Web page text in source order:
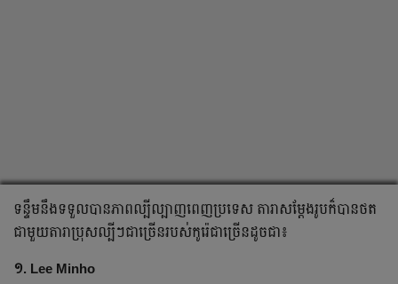
ទន្ទឹម​នឹង​ទទួល​បាន​ភាព​ល្បី​ល្បាញ​ពេញ​ប្រទេស តារាសម្ដែង​រូប​ក៏​បាន​ថត​
ជាមួយ​តារាប្រុស​ល្បី​ៗ​ជា​ច្រើន​របស់​កូរ៉េ​ជា​ច្រើន​ដូចជា៖
១. Lee Minho